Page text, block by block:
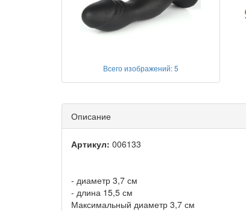
Всего изображений: 5
Описание
Артикул: 006133
- диаметр 3,7 см
- длина 15,5 см
Максимальный диаметр 3,7 см